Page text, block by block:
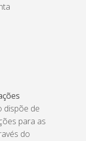
dispõe de
para as
do